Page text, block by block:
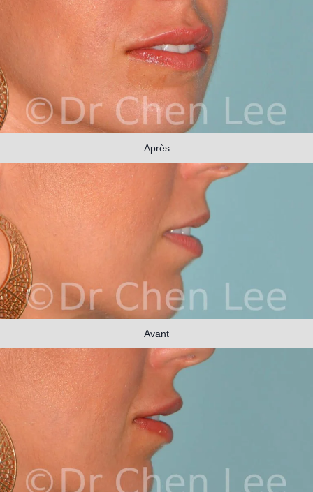
Après
Avant